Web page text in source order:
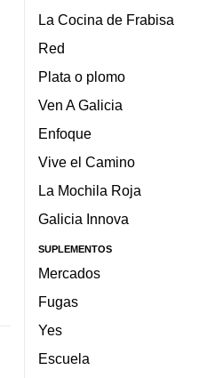
La Cocina de Frabisa
Red
Plata o plomo
Ven A Galicia
Enfoque
Vive el Camino
La Mochila Roja
Galicia Innova
SUPLEMENTOS
Mercados
Fugas
Yes
Escuela